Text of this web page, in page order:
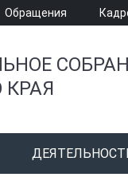
Обращения
КРАЯ